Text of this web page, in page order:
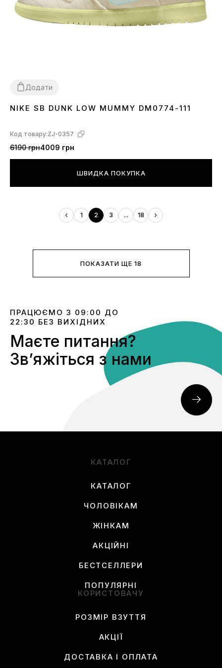
Додати
3637 3839414243 4445
NIKE SB DUNK LOW MUMMY DM0774-111
Код товару:ZJ-0357
6190 грн4009 грн
ШВИДКА ПОКУПКА
1 2 3 ... 18
ПОКАЗАТИ ЩЕ 18
ПРАЦЮЄМО З 09:00 ДО
22:30 БЕЗ ВИХІДНИХ
Маєте питання?
Звʼяжіться з нами
КАТАЛОГ
КАТАЛОГ
ЧОЛОВІКАМ
ЖІНКАМ
АКЦІЙНІ
БЕСТСЕЛЛЕРИ
ПОПУЛЯРНІ
КОРИСТОВАЧУ
РОЗМІР ВЗУТТЯ
АКЦІЇ
ДОСТАВКА І ОПЛАТА